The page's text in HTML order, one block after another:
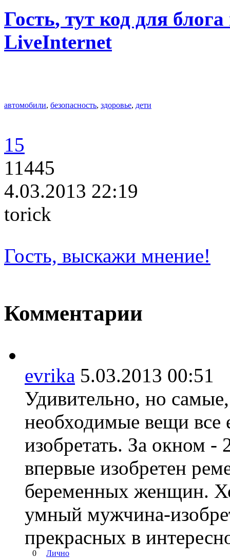
Гость, тут код для
LiveInternet
автомобили, безопасность, здоровье, дети
15
11445
4.03.2013 22:19
torick
Гость, выскажи мнение!
Комментарии
evrika 5.03.2013
Удивительно, но
необходимые вещи
изобретать. За окном -
впервые изобретен
беременных женщин.
умный мужчина-
прекрасных в
0 Лично